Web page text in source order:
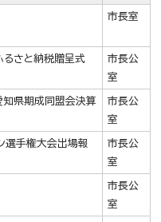
市長室
るさと納税贈呈式
市長公
室
知県期成同盟会決算
市長公
室
選手権大会出場報
市長公
室
市長公
室